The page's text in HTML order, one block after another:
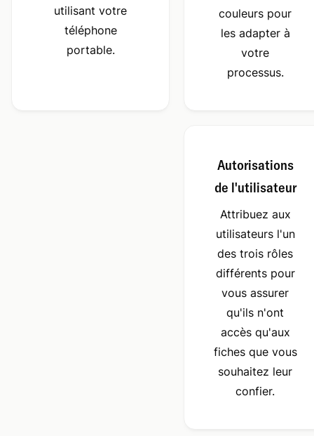
utilisant votre
téléphone
portable.
couleurs pour
les adapter à
votre
processus.
Autorisations
de l'utilisateur
Attribuez aux
utilisateurs l'un
des trois rôles
différents pour
vous assurer
qu'ils n'ont
accès qu'aux
fiches que vous
souhaitez leur
confier.